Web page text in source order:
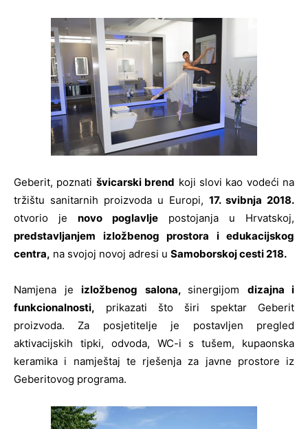
Geberit, poznati švicarski brend koji slovi kao vodeći na
tržištu sanitarnih proizvoda u Europi, 17. svibnja 2018.
otvorio je novo poglavlje postojanja u Hrvatskoj,
predstavljanjem izložbenog prostora i edukacijskog
centra, na svojoj novoj adresi u Samoborskoj cesti 218.
Namjena je izložbenog salona, sinergijom dizajna i
funkcionalnosti, prikazati što širi spektar Geberit
proizvoda. Za posjetitelje je postavljen pregled
aktivacijskih tipki, odvoda, WC-i s tušem, kupaonska
keramika i namještaj te rješenja za javne prostore iz
Geberitovog programa.